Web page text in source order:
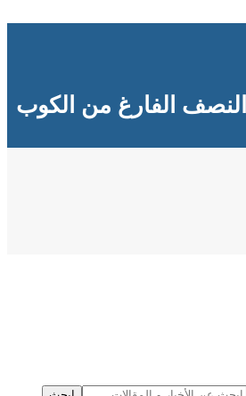
الفارغ من الكوب